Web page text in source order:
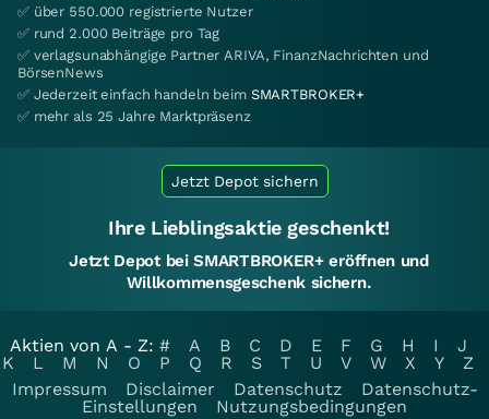
✅ über 550.000 registrierte Nutzer
✅ rund 2.000 Beiträge pro Tag
✅ verlagsunabhängige Partner ARIVA, FinanzNachrichten und
BörsenNews
✅ Jederzeit einfach handeln beim SMARTBROKER+
✅ mehr als 25 Jahre Marktpräsenz
Jetzt Depot sichern
Ihre Lieblingsaktie geschenkt!
Jetzt Depot bei SMARTBROKER+ eröffnen und
Willkommensgeschenk sichern.
Aktien von A - Z: # A B C D E F G H I
J
K
L M N O P Q R S T U V W X Y
Z
Impressum
Disclaimer Datenschutz
Datenschutz-
Einstellungen
Nutzungsbedingungen